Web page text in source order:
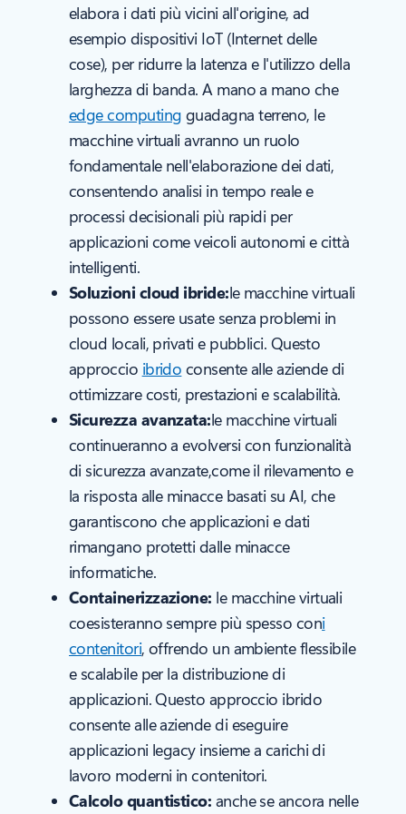
elabora i dati più vicini all'origine, ad
esempio dispositivi IoT (Internet delle
cose), per ridurre la latenza e l'utilizzo della
larghezza di banda. A mano a mano che
edge computing guadagna terreno, le
macchine virtuali avranno un ruolo
fondamentale nell'elaborazione dei dati,
consentendo analisi in tempo reale e
processi decisionali più rapidi per
applicazioni come veicoli autonomi e città
intelligenti.
Soluzioni cloud ibride:le macchine virtuali
possono essere usate senza problemi in
cloud locali, privati e pubblici. Questo
approccio ibrido consente alle aziende di
ottimizzare costi, prestazioni e scalabilità.
Sicurezza avanzata:le macchine virtuali
continueranno a evolversi con funzionalità
di sicurezza avanzate,come il rilevamento e
la risposta alle minacce basati su AI, che
garantiscono che applicazioni e dati
rimangano protetti dalle minacce
informatiche.
Containerizzazione: le macchine virtuali
coesisteranno sempre più spesso coni
contenitori, offrendo un ambiente flessibile
e scalabile per la distribuzione di
applicazioni. Questo approccio ibrido
consente alle aziende di eseguire
applicazioni legacy insieme a carichi di
lavoro moderni in contenitori.
Calcolo quantistico: anche se ancora nelle